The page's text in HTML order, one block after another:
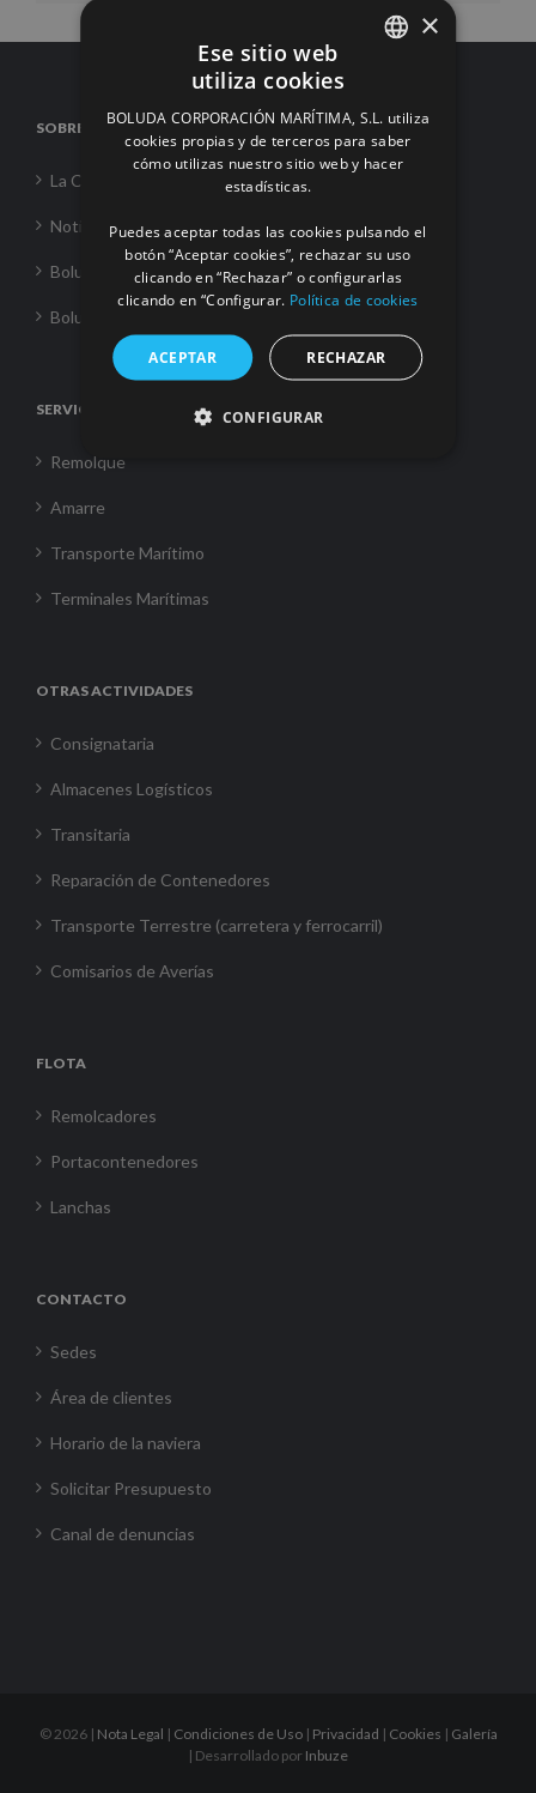
SOBRE NOSOTROS
La Corporación
Noticias
Boluda Towage
Boluda Shipping
SERVICIOS
Remolque
Amarre
Transporte Marítimo
Terminales Marítimas
OTRAS ACTIVIDADES
Consignataria
Almacenes Logísticos
Transitaria
Reparación de Contenedores
Transporte Terrestre (carretera y ferrocarril)
Comisarios de Averías
FLOTA
Remolcadores
Portacontenedores
Lanchas
CONTACTO
Sedes
Área de clientes
Horario de la naviera
Solicitar Presupuesto
Canal de denuncias
© 2026 | Nota Legal | Condiciones de Uso| Privacidad | Cookies | Galería
| Desarrollado por Inbuze
ENGLISH
FRENCH
×
Ese sitio web
utiliza cookies
BOLUDA CORPORACIÓN MARÍTIMA, S.L. utiliza
cookies propias y de terceros para saber
cómo utilizas nuestro sitio web y hacer
estadísticas.
Puedes aceptar todas las cookies pulsando el
botón “Aceptar cookies”, rechazar su uso
clicando en “Rechazar” o configurarlas
clicando en “Configurar. Política de cookies
ACEPTAR RECHAZAR
CONFIGURAR